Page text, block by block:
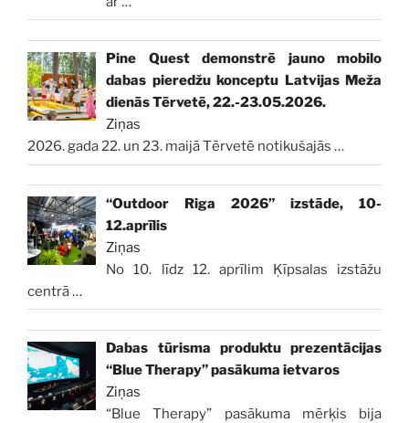
Pine Quest demonstrē jauno mobilo
dabas pieredžu konceptu Latvijas Meža
dienās Tērvetē, 22.-23.05.2026.
Ziņas
2026. gada 22. un 23. maijā Tērvetē notikušajās …
“Outdoor Riga 2026” izstāde, 10-
12.aprīlis
Ziņas
No 10. līdz 12. aprīlim Ķīpsalas izstāžu
centrā…
Dabas tūrisma produktu prezentācijas
“Blue Therapy” pasākuma ietvaros
Ziņas
“Blue Therapy” pasākuma mērķis bija